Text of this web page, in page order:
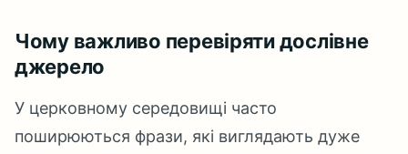
Чому важливо перевіряти дослівне
джерело
У церковному середовищі часто
поширюються фрази, які виглядають дуже